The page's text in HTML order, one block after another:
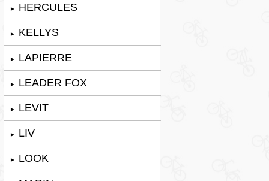
► HERCULES
► KELLYS
► LAPIERRE
► LEADER FOX
► LEVIT
► LIV
► LOOK